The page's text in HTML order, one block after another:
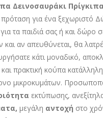
Δεινοσαυράκι
πρόταση για ένα ξεχωριστό
τα παιδιά σας ή και δώρο
και αν απευθύνεται, θα
κάτι μοναδικό,
πρακτική κούπα
μικροκυμάτων.
εκτύπωσης,
μεγάλη αντοχή στο